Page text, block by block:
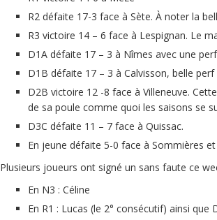
R2 défaite 17-3 face à Sète. À noter la
R3 victoire 14 – 6 face à Lespignan. Le
D1A défaite 17 – 3 à Nîmes avec une
D1B défaite 17 – 3 à Calvisson, belle
D2B victoire 12 -8 face à Villeneuve.
de sa poule comme quoi les saisons se
D3C défaite 11 – 7 face à Quissac.
En jeune défaite 5-0 face à Sommières
Plusieurs joueurs ont signé un sans faute ce
En N3 : Céline
En R1 : Lucas (le 2° consécutif) ainsi que